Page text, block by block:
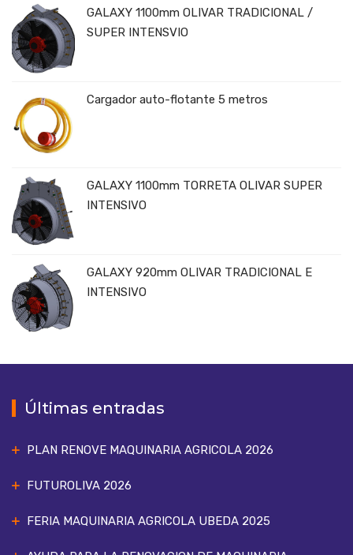
GALAXY 1100mm OLIVAR TRADICIONAL /
SUPER INTENSVIO
Cargador auto-flotante 5 metros
GALAXY 1100mm TORRETA OLIVAR SUPER
INTENSIVO
GALAXY 920mm OLIVAR TRADICIONAL E
INTENSIVO
Últimas entradas
PLAN RENOVE MAQUINARIA AGRICOLA 2026
FUTUROLIVA 2026
FERIA MAQUINARIA AGRICOLA UBEDA 2025